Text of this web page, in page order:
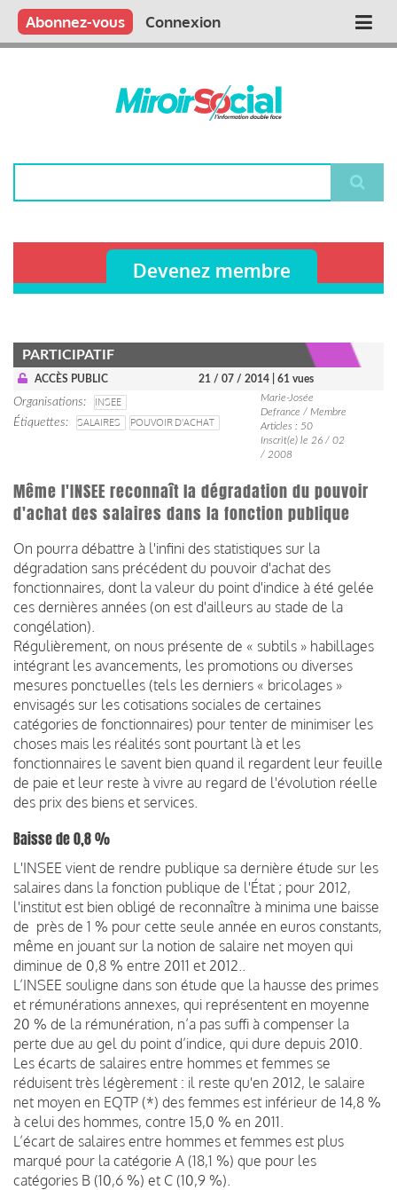
Aller
contenu
Main
Qui sommes nous ?
Vous publiez
Nous publions
Contactez-nous
Abonnez-vous Connexion
Devenez membre
PARTICIPATIF
ACCÈS PUBLIC 21 / 07 / 2014 | 61 vues
Organisations
INSEE
Étiquettes
SALAIRES POUVOIR D'ACHAT
Marie-Josée
Defrance / Membre
Articles : 50
Inscrit(e) le 26 / 02
/ 2008
Même l'INSEE reconnaît la dégradation du pouvoir
d'achat des salaires dans la fonction publique
On pourra débattre à l'infini des statistiques sur la
dégradation sans précédent du pouvoir d'achat des
fonctionnaires, dont la valeur du point d'indice à été gelée
ces dernières années (on est d'ailleurs au stade de la
congélation).
Régulièrement, on nous présente de « subtils » habillages
intégrant les avancements, les promotions ou diverses
mesures ponctuelles (tels les derniers « bricolages »
envisagés sur les cotisations sociales de certaines
catégories de fonctionnaires) pour tenter de minimiser les
choses mais les réalités sont pourtant là et les
fonctionnaires le savent bien quand il regardent leur feuille
de paie et leur reste à vivre au regard de l'évolution réelle
des prix des biens et services.
Baisse de 0,8 %
L'INSEE vient de rendre publique sa dernière étude sur les
salaires dans la fonction publique de l'État ; pour 2012,
l'institut est bien obligé de reconnaître à minima une baisse
de près de 1 % pour cette seule année en euros constants,
même en jouant sur la notion de salaire net moyen qui
diminue de 0,8 % entre 2011 et 2012..
L’INSEE souligne dans son étude que la hausse des primes
et rémunérations annexes, qui représentent en moyenne
20 % de la rémunération, n’a pas suffi à compenser la
perte due au gel du point d’indice, qui dure depuis 2010.
Les écarts de salaires entre hommes et femmes se
réduisent très légèrement : il reste qu'en 2012, le salaire
net moyen en EQTP (*) des femmes est inférieur de 14,8 %
à celui des hommes, contre 15,0 % en 2011.
L’écart de salaires entre hommes et femmes est plus
marqué pour la catégorie A (18,1 %) que pour les
catégories B (10,6 %) et C (10,9 %).